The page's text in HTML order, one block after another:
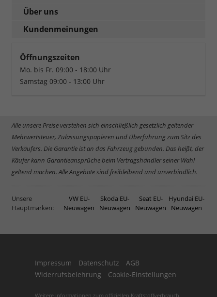
Über uns
Kundenmeinungen
Öffnungszeiten
Mo. bis Fr. 09:00 - 18:00 Uhr
Samstag 09:00 - 13:00 Uhr
Alle unsere Preise verstehen sich einschließlich gesetzlich geltender
Mehrwertsteuer, Zulassungspapieren und Überführung zum Sitz des
Verkäufers. Die Garantie ist an das Fahrzeug gebunden. Das heißt, der
Käufer kann Garantieansprüche beim Vertragshändler seiner Wahl
geltend machen. Alle Angebote sind freibleibend und unverbindlich.
Unsere
Hauptmarken:
VW EU-
Neuwagen
Skoda EU-
Neuwagen
Seat EU-
Neuwagen
Hyundai EU-
Neuwagen
Impressum Datenschutz
AGB
Widerrufsbelehrung
Cookie-Einstellungen
Weitere Informationen zum offiziellen Kraftstoffverbrauch